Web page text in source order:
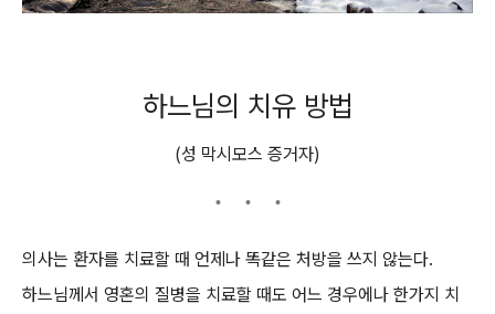
하느님의 치유 방법
(성 막시모스 증거자)
의사는 환자를 치료할 때 언제나 똑같은 처방을 쓰지 않는다.
하느님께서 영혼의 질병을 치료할 때도 어느 경우에나 한가지 치